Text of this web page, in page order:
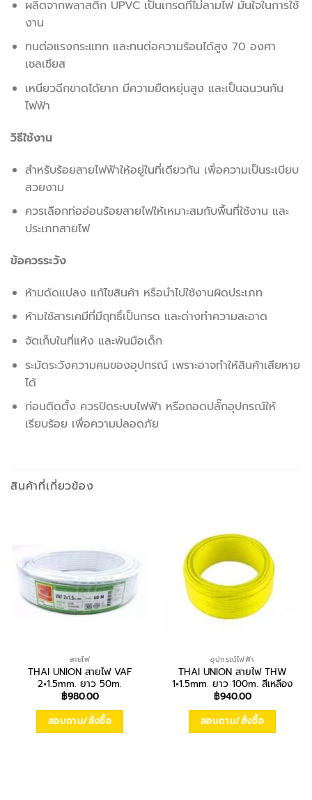
ผลิตจากพลาสติก UPVC เป็นเกรดที่ไม่ลามไฟ มั่นใจในการใช้
งาน
ทนต่อแรงกระแทก และทนต่อความร้อนได้สูง 70 องศา
เซลเซียส
เหนียวฉีกขาดได้ยาก มีความยืดหยุ่นสูง และเป็นฉนวนกัน
ไฟฟ้า
วิธีใช้งาน
สำหรับร้อยสายไฟฟ้าให้อยู่ในที่เดียวกัน เพื่อความเป็นระเบียบ
สวยงาม
ควรเลือกท่ออ่อนร้อยสายไฟให้เหมาะสมกับพื้นที่ใช้งาน และ
ประเภทสายไฟ
ข้อควรระวัง
ห้ามดัดแปลง แก้ไขสินค้า หรือนำไปใช้งานผิดประเภท
ห้ามใช้สารเคมีที่มีฤทธิ์เป็นกรด และด่างทำความสะอาด
จัดเก็บในที่แห้ง และพ้นมือเด็ก
ระมัดระวังความคมของอุปกรณ์ เพราะอาจทำให้สินค้าเสียหาย
ได้
ก่อนติดตั้ง ควรปิดระบบไฟฟ้า หรือถอดปลั๊กอุปกรณ์ให้
เรียบร้อย เพื่อความปลอดภัย
สินค้าที่เกี่ยวข้อง
สายไฟ
THAI UNION สายไฟ VAF
2×1.5mm. ยาว 50m.
฿980.00
สอบถาม/สั่งซื้อ
อุปกรณ์ไฟฟ้า
THAI UNION สายไฟ THW
1×1.5mm. ยาว 100m. สีเหลือง
฿940.00
สอบถาม/สั่งซื้อ